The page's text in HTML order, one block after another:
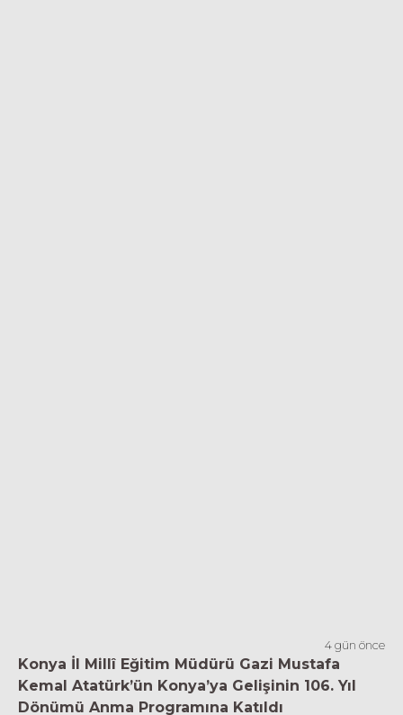
4 gün önce
Konya İl Millî Eğitim Müdürü Gazi Mustafa
Kemal Atatürk’ün Konya’ya Gelişinin 106. Yıl
Dönümü Anma Programına Katıldı